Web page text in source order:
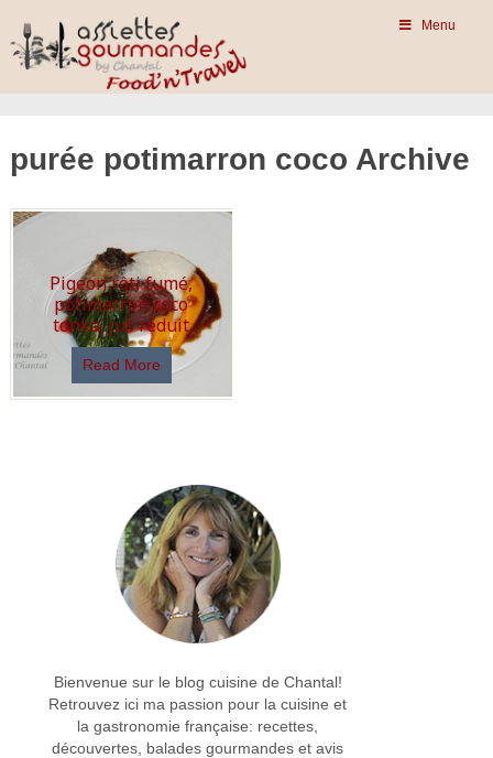
Menu
purée potimarron coco Archive
Pigeon rôti fumé,
potimarron coco
tonka, jus réduit
Read More
Bienvenue sur le blog cuisine de Chantal!
Retrouvez ici ma passion pour la cuisine et
la gastronomie française: recettes,
découvertes, balades gourmandes et avis